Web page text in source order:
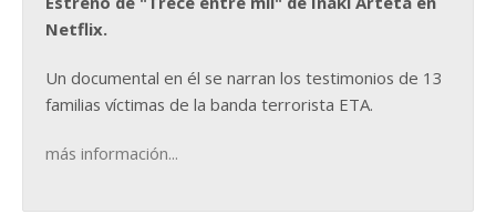
Netflix.
Un documental en él se narran los testimonios de 13
familias víctimas de la banda terrorista ETA.
más información...